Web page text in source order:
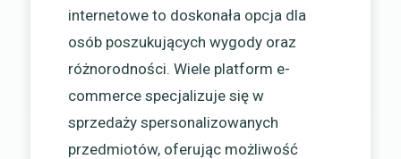
internetowe to doskonała opcja dla
osób poszukujących wygody oraz
różnorodności. Wiele platform e-
commerce specjalizuje się w
sprzedaży spersonalizowanych
przedmiotów, oferując możliwość